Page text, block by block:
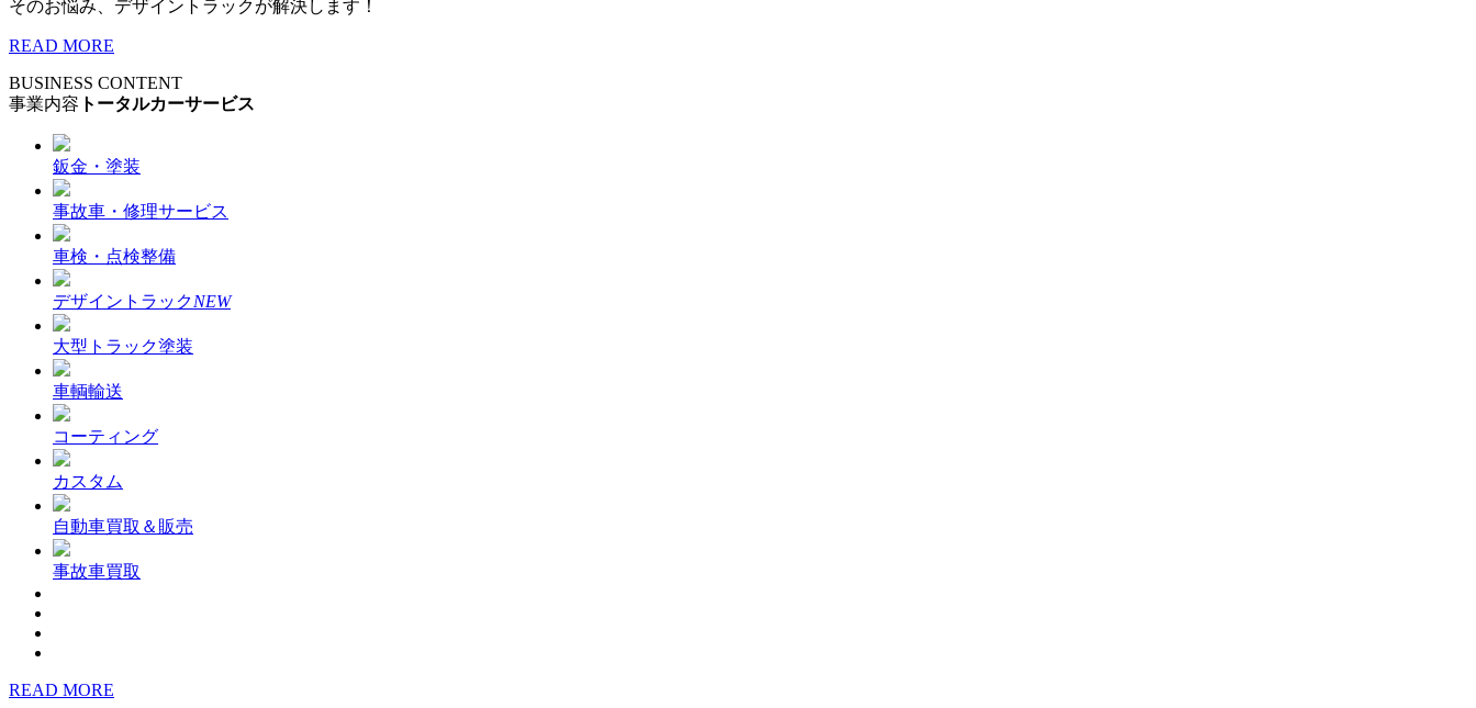
そのお悩み、デザイントラックが解決します！
READ MORE
BUSINESS CONTENT
事業内容 トータルカーサービス
鈑金・塗装
事故車・修理サービス
車検・点検整備
デザイントラックNEW
大型トラック塗装
車輌輸送
コーティング
カスタム
自動車買取＆販売
事故車買取
READ MORE